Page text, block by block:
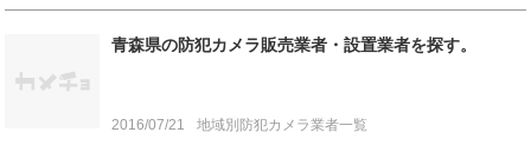
青森県の防犯カメラ販売業者・設置業者を探す。
2016/07/21 地域別防犯カメラ業者一覧